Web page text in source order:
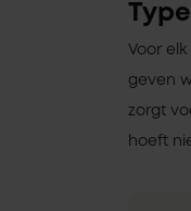
Voor
geven
zorgt
hoeft